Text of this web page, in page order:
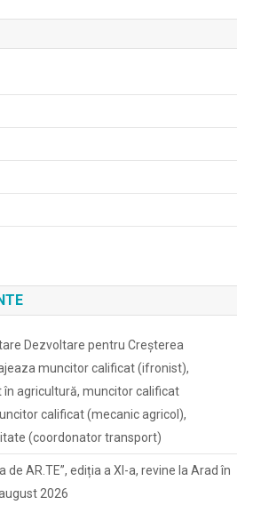
Dezvoltare pentru Creșterea
muncitor calificat (ifronist),
agricultură, muncitor calificat
calificat (mecanic agricol),
(coordonator transport)
de AR.TE”, ediția a XI-a, revine la Arad în
2026